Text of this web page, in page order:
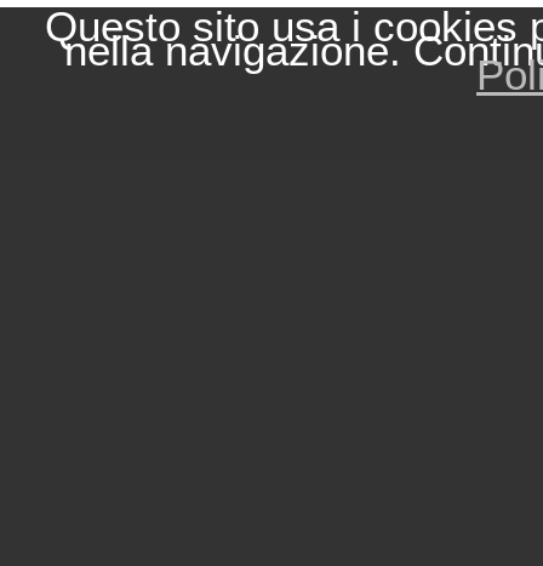
Questo sito usa i cookies
nella navigazione.